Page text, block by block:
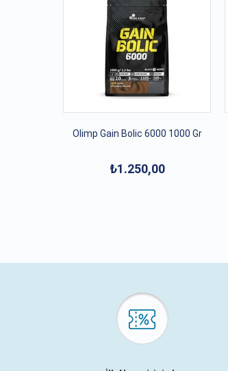
Olimp Gain Bolic 6000 1000 Gr
₺1.250,00